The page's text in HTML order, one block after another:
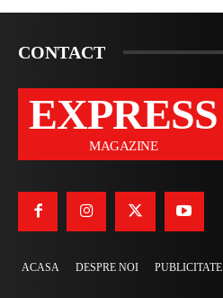
CONTACT
EXPRESS
MAGAZINE
ACASA DESPRE NOI PUBLICITATE